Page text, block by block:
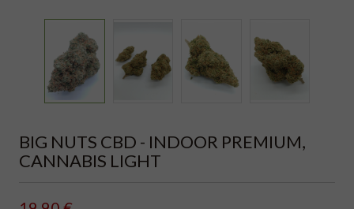
BIG NUTS CBD - INDOOR PREMIUM,
CANNABIS LIGHT